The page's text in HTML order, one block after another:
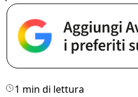
1 min di lettura